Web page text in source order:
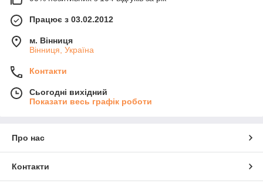
Працює з 03.02.2012
м. Вінниця
Вінниця, Україна
Контакти
Сьогодні вихідний
Показати весь графік роботи
Про нас
Контакти